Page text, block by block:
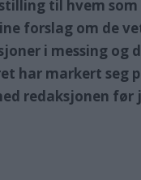
til hvem
forslag om de
i messing
har markert seg
redaksjonen før